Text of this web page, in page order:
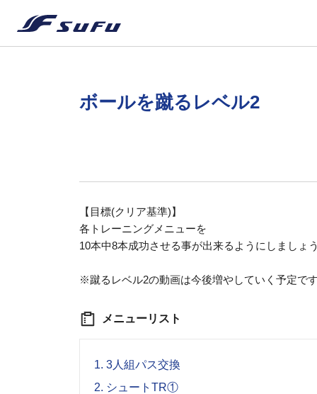
ボールを蹴るレベル2
【目標(クリア基準)】
各トレーニングメニューを
10本中8本成功させる事が出来るようにしましょ
※蹴るレベル2の動画は今後増やしていく予定で
メニューリスト
1. 3人組パス交換
2. シュートTR①